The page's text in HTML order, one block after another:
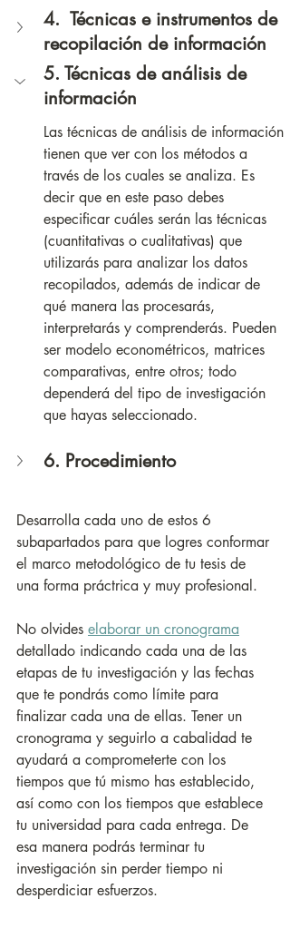
4.  Técnicas e instrumentos de
recopilación de información
5. Técnicas de análisis de
información
Las técnicas de análisis de información
tienen que ver con los métodos a
través de los cuales se analiza. Es
decir que en este paso debes
especificar cuáles serán las técnicas
(cuantitativas o cualitativas) que
utilizarás para analizar los datos
recopilados, además de indicar de
qué manera las procesarás,
interpretarás y comprenderás. Pueden
ser modelo econométricos, matrices
comparativas, entre otros; todo
dependerá del tipo de investigación
que hayas seleccionado.
6. Procedimiento
Desarrolla cada uno de estos 6
subapartados para que logres conformar
el marco metodológico de tu tesis de
una forma práctrica y muy profesional.
No olvides elaborar un cronograma
detallado indicando cada una de las
etapas de tu investigación y las fechas
que te pondrás como límite para
finalizar cada una de ellas. Tener un
cronograma y seguirlo a cabalidad te
ayudará a comprometerte con los
tiempos que tú mismo has establecido,
así como con los tiempos que establece
tu universidad para cada entrega. De
esa manera podrás terminar tu
investigación sin perder tiempo ni
desperdiciar esfuerzos.